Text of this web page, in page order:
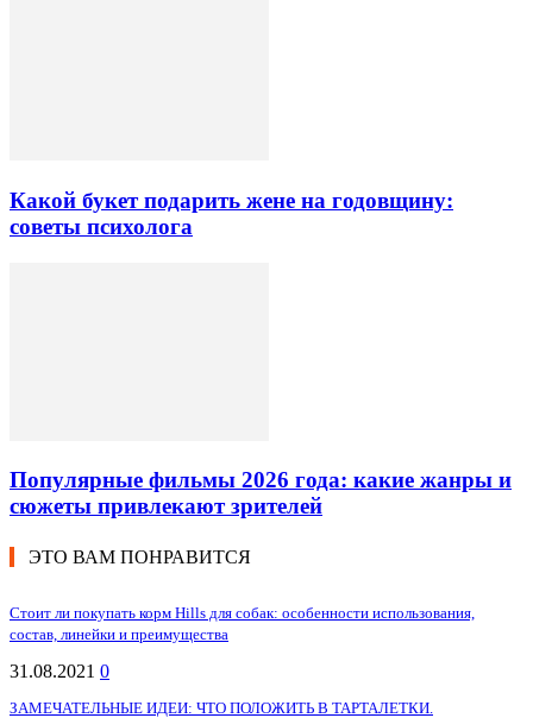
Какой букет подарить жене на годовщину:
советы психолога
Популярные фильмы 2026 года: какие жанры и
сюжеты привлекают зрителей
ЭТО ВАМ ПОНРАВИТСЯ
Стоит ли покупать корм Hills для собак: особенности использования,
состав, линейки и преимущества
31.08.2021 0
ЗАМЕЧАТЕЛЬНЫЕ ИДЕИ: ЧТО ПОЛОЖИТЬ В ТАРТАЛЕТКИ.